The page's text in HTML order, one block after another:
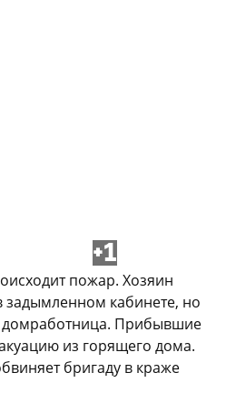
+1
пожар. Хозяин
задымленном кабинете, но
домработница. Прибывшие
из горящего дома.
бригаду в краже